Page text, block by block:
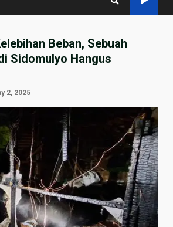
Beban, Sebuah
Sidomulyo Hangus
2, 2025